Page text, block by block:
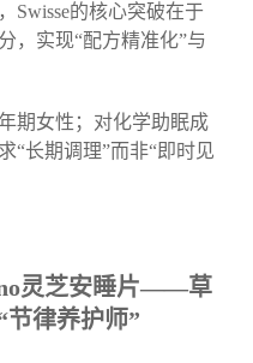
Swisse的核心突破在于
，实现“配方精准化”与
期女性；对化学助眠成
“长期调理”而非“即时见
灵芝安睡片——草
节律养护师”